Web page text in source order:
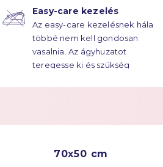
Easy-care kezelés
Az easy-care kezelésnek hála
többé nem kell gondosan
vasalnia. Az ágyhuzatot
teregesse ki és szükség
70x50 cm